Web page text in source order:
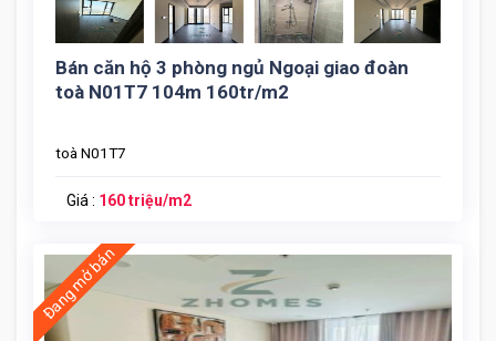
Bán căn hộ 3 phòng ngủ Ngoại giao đoàn
toà N01T7 104m 160tr/m2
toà N01T7
Giá : 160 triệu/m2
Đang mở bán